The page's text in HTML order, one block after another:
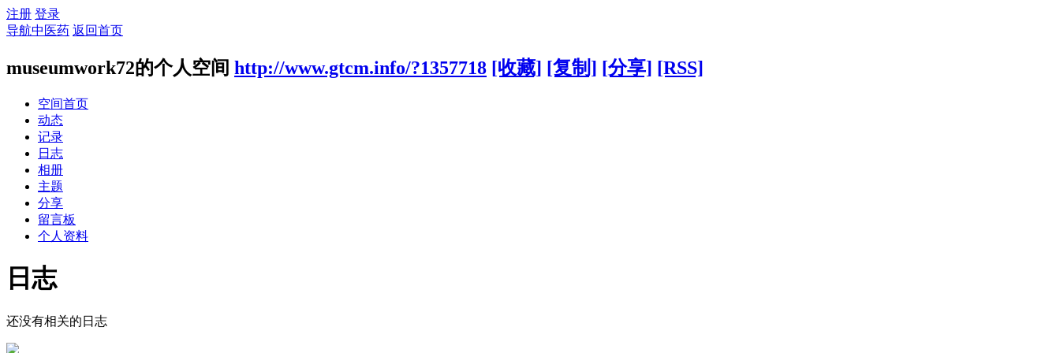
注册 登录
导航中医药 返回首页
museumwork72的个人空间 http://www.gtcm.info/?1357718 [收藏] [复制] [分享] [RSS]
空间首页
动态
记录
日志
相册
主题
分享
留言板
个人资料
日志
还没有相关的日志